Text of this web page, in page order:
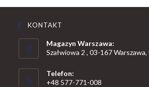
KONTAKT
Magazyn Warszawa:
Szałwiowa 2 , 03-167
Telefon:
+48 577-771-008